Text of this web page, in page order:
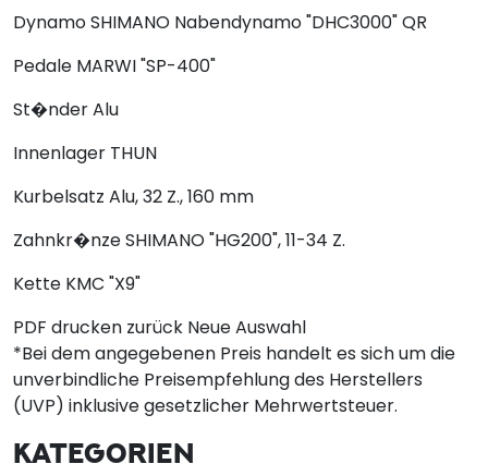
DynamoSHIMANO Nabendynamo "DHC3000" QR
Pedale MARWI "SP-400"
St�nderAlu
Innenlager THUN
Kurbelsatz Alu, 32 Z., 160 mm
Zahnkr�nzeSHIMANO "HG200", 11-34 Z.
Kette KMC "X9"
PDF drucken zurück Neue Auswahl
*Bei dem angegebenen Preis handelt es sich um die
unverbindliche Preisempfehlung des Herstellers
(UVP) inklusive gesetzlicher Mehrwertsteuer.
KATEGORIEN